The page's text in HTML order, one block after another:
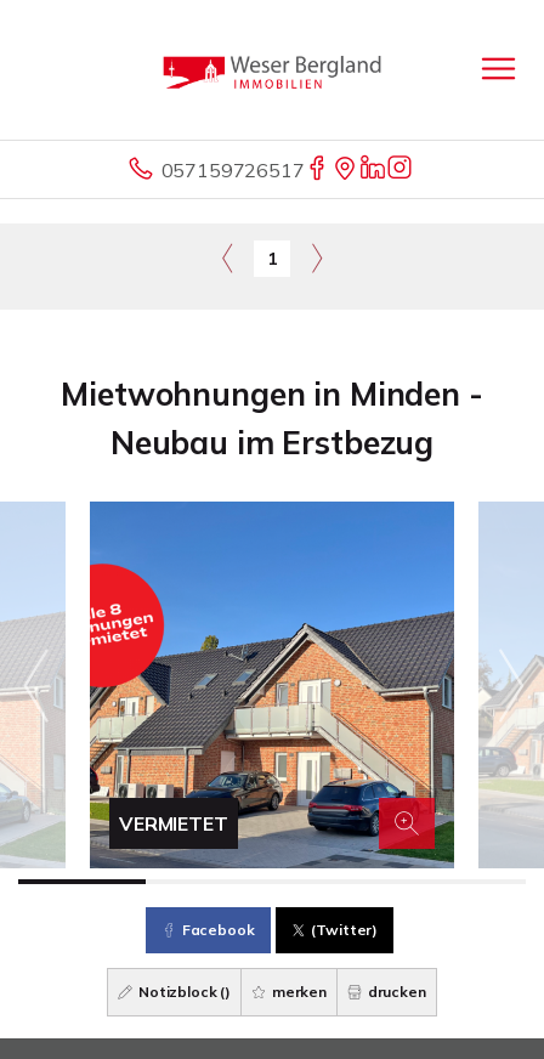
057159726517
1
Mietwohnungen in Minden -
Neubau im Erstbezug
VERMIETET
Facebook (Twitter)
Notizblock () merken drucken